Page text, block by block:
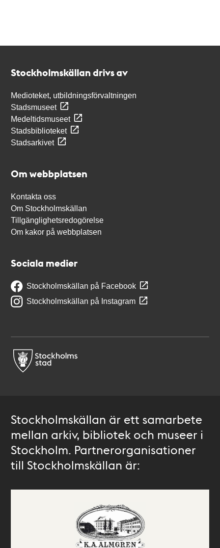
Stockholmskällan drivs av
Medioteket, utbildningsförvaltningen
Stadsmuseet
Medeltidsmuseet
Stadsbiblioteket
Stadsarkivet
Om webbplatsen
Kontakta oss
Om Stockholmskällan
Tillgänglighetsredogörelse
Om kakor på webbplatsen
Sociala medier
Stockholmskällan på Facebook
Stockholmskällan på Instagram
Stockholmskällan är ett samarbete
mellan arkiv, bibliotek och museer i
Stockholm. Partnerorganisationer
till Stockholmskällan är: